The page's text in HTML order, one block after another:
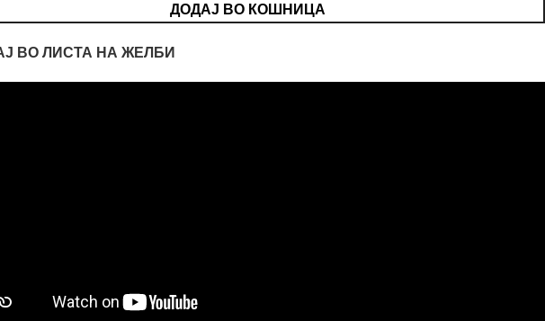
ДОДАЈ ВО КОШНИЦА
ВО ЛИСТА НА ЖЕЛБИ